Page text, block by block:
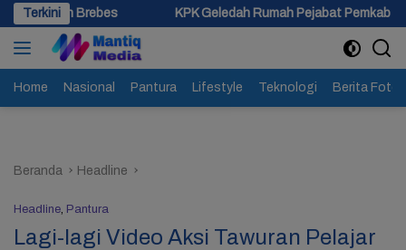
Langsung
ke
konten
Terkini KPK Geledah Rumah Pejabat Pemkab Pemalang di Kota
Home Nasional Pantura Lifestyle Teknologi Berita Foto
Beranda Headline
Headline, Pantura
Lagi-lagi Video Aksi Tawuran Pelajar